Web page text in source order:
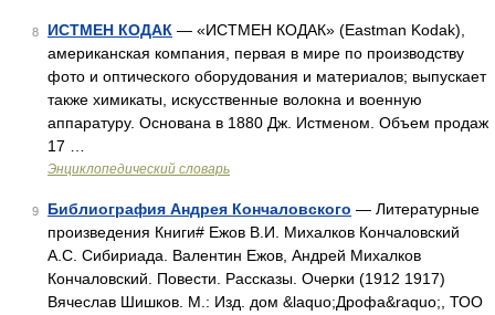
8 ИСТМЕН КОДАК — «ИСТМЕН КОДАК» (Eastman Kodak),
американская компания, первая в мире по производству
фото и оптического оборудования и материалов; выпускает
также химикаты, искусственные волокна и военную
аппаратуру. Основана в 1880 Дж. Истменом. Объем продаж
17 …
Энциклопедический словарь
9 Библиография Андрея Кончаловского — Литературные
произведения Книги# Ежов В.И. Михалков Кончаловский
А.С. Сибириада. Валентин Ежов, Андрей Михалков
Кончаловский. Повести. Рассказы. Очерки (1912 1917)
Вячеслав Шишков. М.: Изд. дом &laquo;Дрофа&raquo;, ТОО